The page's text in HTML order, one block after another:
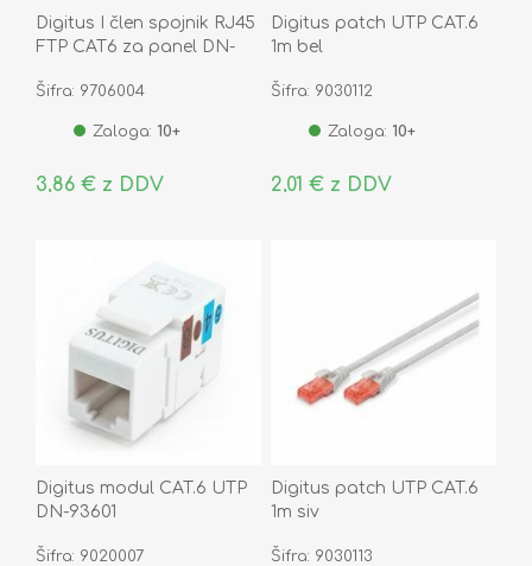
Digitus I člen spojnik RJ45
FTP CAT6 za panel DN-
Šifra: 9706004
Zaloga: 10+
3,86 € z DDV
Digitus patch UTP CAT.6
1m bel
Šifra: 9030112
Zaloga: 10+
2,01 € z DDV
Digitus modul CAT.6 UTP
DN-93601
Šifra: 9020007
Digitus patch UTP CAT.6
1m siv
Šifra: 9030113